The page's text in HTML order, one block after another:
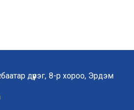
дүүрэг, 8-р хороо, Эрдэм